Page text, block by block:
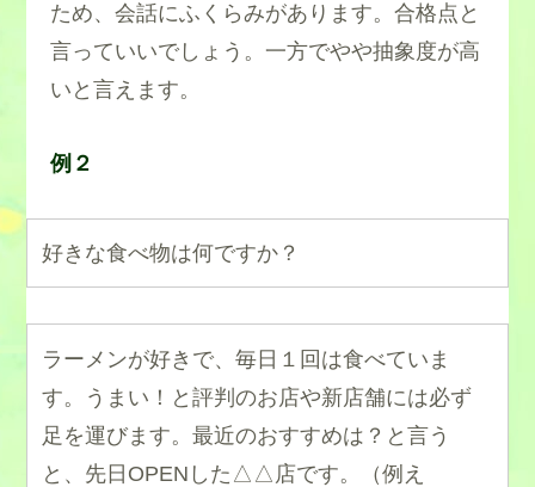
ため、会話にふくらみがあります。合格点と
言っていいでしょう。一方でやや抽象度が高
いと言えます。
例２
好きな食べ物は何ですか？
ラーメンが好きで、毎日１回は食べていま
す。うまい！と評判のお店や新店舗には必ず
足を運びます。最近のおすすめは？と言う
と、先日OPENした△△店です。（例え